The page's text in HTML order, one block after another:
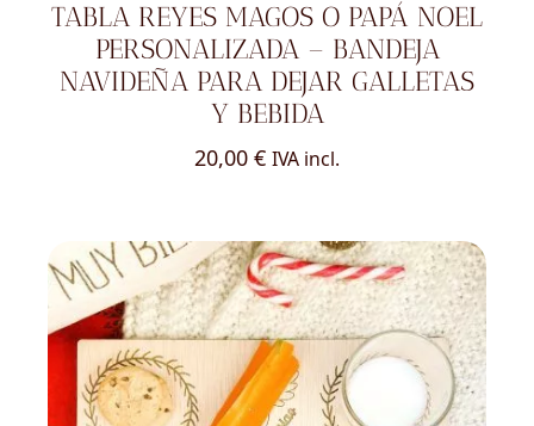
TABLA REYES MAGOS O PAPÁ NOEL
PERSONALIZADA – BANDEJA
NAVIDEÑA PARA DEJAR GALLETAS
Y BEBIDA
20,00 € IVA incl.